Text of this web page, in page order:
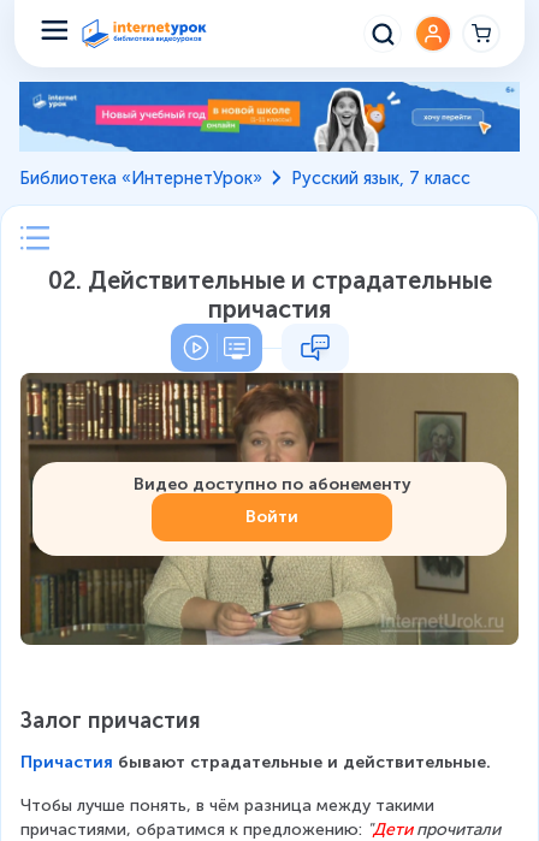
Библиотека «ИнтернетУрок» Русский язык, 7 класс
02. Действительные и страдательные
причастия
Видео доступно по абонементу
Войти
Залог причастия
Причастия бывают страдательные и действительные.
Чтобы лучше понять, в чём разница между такими
причастиями, обратимся к предложению: "Дети прочитали